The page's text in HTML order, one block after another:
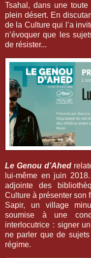
Tsahal, dans une
plein désert. En
de la Culture qui l’a
n’évoquer que les
de résister...
Le Genou d’Ahed
lui-même en juin
adjointe des
Culture à présenter son
Sapir, un village
soumise à une
interlocutrice : signer
ne parler que de
régime.